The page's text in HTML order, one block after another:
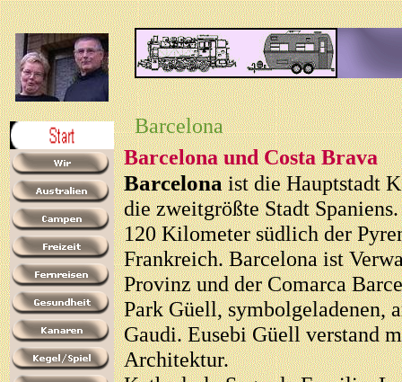
Barcelona
Barcelona und Costa Brava
Barcelonaist die Hauptstadt
die zweitgrößte Stadt
120 Kilometer südlich der
Frankreich. Barcelona ist
Provinz und der Comarca
Park Güell, symbolgeladenen,
Gaudi. Eusebi Güell verstand
Architektur.